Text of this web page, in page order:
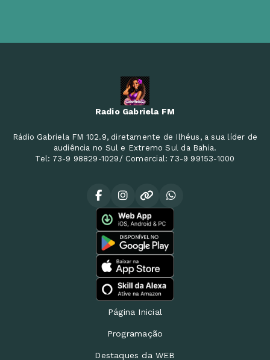
Radio Gabriela FM
Rádio Gabriela FM 102.9, diretamente de Ilhéus, a sua líder de
audiência no Sul e Extremo Sul da Bahia.
Tel: 73-9 98829-1029/ Comercial: 73-9 99153-1000
Página Inicial
Programação
Destaques da WEB